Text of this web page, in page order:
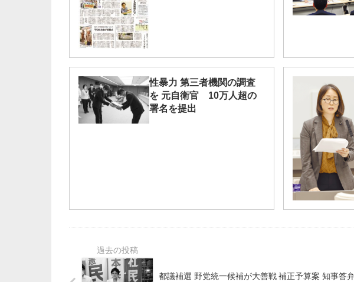
性暴力 第三者機関の調査
を 元自衛官 10万人超の
署名を提出
都議補選 野党統一候補が大善戦
補正予算案 知事答弁の場なし